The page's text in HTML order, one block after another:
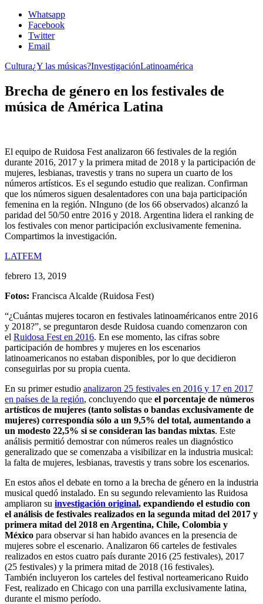
Whatsapp
Facebook
Twitter
Email
Cultura¿Y las músicas?InvestigaciónLatinoamérica
Brecha de género en los festivales de
música de América Latina
El equipo de Ruidosa Fest analizaron 66 festivales de la región
durante 2016, 2017 y la primera mitad de 2018 y la participación de
mujeres, lesbianas, travestis y trans no supera un cuarto de los
números artísticos. Es el segundo estudio que realizan. Confirman
que los números siguen desalentadores con una baja participación
femenina en la región. NInguno (de los 66 observados) alcanzó la
paridad del 50/50 entre 2016 y 2018. Argentina lidera el ranking de
los festivales con menor participación exclusivamente femenina.
Compartimos la investigación.
LATFEM
febrero 13, 2019
Fotos: Francisca Alcalde (Ruidosa Fest)
“¿Cuántas mujeres tocaron en festivales latinoaméricanos entre 2016
y 2018?”, se preguntaron desde Ruidosa cuando comenzaron con
el Ruidosa Fest en 2016. En ese momento, las cifras sobre
participación de hombres y mujeres en los escenarios
latinoamericanos no estaban disponibles, por lo que decidieron
conseguirlas por su propia cuenta.
En su primer estudio analizaron 25 festivales en 2016 y 17 en 2017
en países de la región, concluyendo que el porcentaje de números
artísticos de mujeres (tanto solistas o bandas exclusivamente de
mujeres) correspondía sólo a un 9,5% del total, aumentando a
un modesto 22,5% si se consideran las bandas mixtas. Este
análisis permitió demostrar con números reales un diagnóstico
generalizado que se comenzaba a visibilizar en la industria musical:
la falta de mujeres, lesbianas, travestis y trans sobre los escenarios.
En estos años el debate en torno a la brecha de género en la industria
musical quedó instalado. En su segundo relevamiento las Ruidosa
ampliaron su investigación original, expandiendo el estudio con
el análisis de festivales realizados en la segunda mitad del 2017 y
primera mitad del 2018 en Argentina, Chile, Colombia y
México para observar si han habido avances en la presencia de
mujeres sobre el escenario. Analizaron 66 carteles de festivales
realizados en estos cuatro país durante 2016 (25 festivales), 2017
(25 festivales) y la primera mitad de 2018 (16 festivales).
También incluyeron los carteles del festival norteamericano Ruido
Fest, realizado en Chicago con una parrilla exclusivamente latina,
durante el mismo período.